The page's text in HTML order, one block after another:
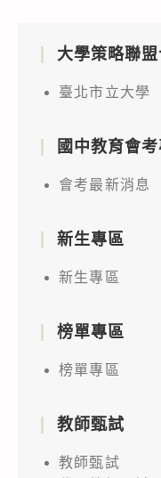
大學策略聯
臺北市立大學
國中教育會
會考最新消息
新生專區
新生專區
榜單專區
榜單專區
教師甄試
教師甄試